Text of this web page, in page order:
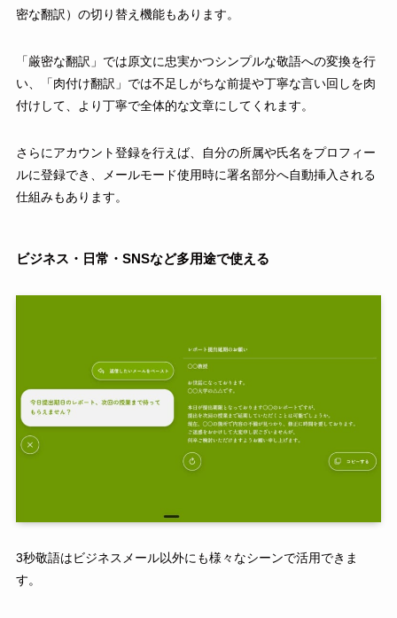
密な翻訳）の切り替え機能もあります。
「厳密な翻訳」では原文に忠実かつシンプルな敬語への変換を行
い、「肉付け翻訳」では不足しがちな前提や丁寧な言い回しを肉
付けして、より丁寧で全体的な文章にしてくれます。
さらにアカウント登録を行えば、自分の所属や氏名をプロフィー
ルに登録でき、メールモード使用時に署名部分へ自動挿入される
仕組みもあります。
ビジネス・日常・SNSなど多用途で使える
3秒敬語はビジネスメール以外にも様々なシーンで活用できま
す。